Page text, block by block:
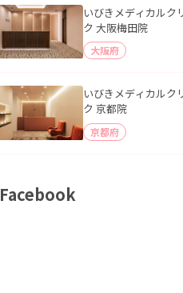
いびきメディカルク
ク 大阪梅田院
大阪府
いびきメディカルク
ク 京都院
京都府
Facebook